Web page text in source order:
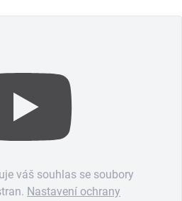
váš souhlas se soubory
Nastavení ochrany